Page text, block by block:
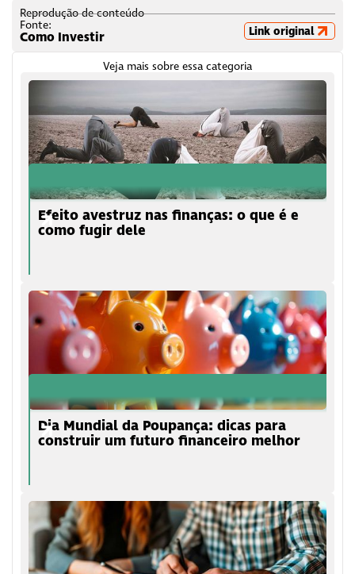
Reprodução de conteúdo
Fonte:
Como Investir Link original
Veja mais sobre essa categoria
Efeito avestruz nas finanças: o que é e
como fugir dele
Dia Mundial da Poupança: dicas para
construir um futuro financeiro melhor